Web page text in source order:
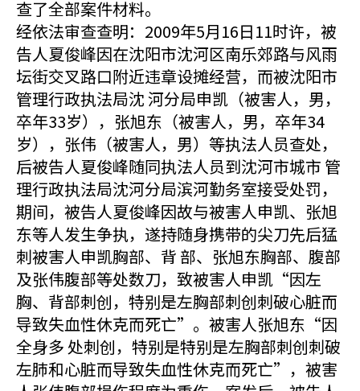
查了全部案件材料。
经依法审查查明：2009年5月16日11时许，被
告人夏俊峰因在沈阳市沈河区南乐郊路与风雨
坛街交叉路口附近违章设摊经营，而被沈阳市
管理行政执法局沈 河分局申凯（被害人，男，
卒年33岁），张旭东（被害人，男，卒年34
岁），张伟（被害人，男）等执法人员查处，
后被告人夏俊峰随同执法人员到沈河市城市 管
理行政执法局沈河分局滨河勤务室接受处罚，
期间，被告人夏俊峰因故与被害人申凯、张旭
东等人发生争执，遂持随身携带的尖刀先后猛
刺被害人申凯胸部、背 部、张旭东胸部、腹部
及张伟腹部等处数刀，致被害人申凯“因左
胸、背部刺创，特别是左胸部刺创刺破心脏而
导致失血性休克而死亡”。被害人张旭东“因
全身多 处刺创，特别是特别是左胸部刺创刺破
左肺和心脏而导致失血性休克而死亡”，被害